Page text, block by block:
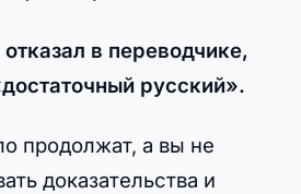
в переводчике,
русский».
продолжат, а вы не
доказательства и